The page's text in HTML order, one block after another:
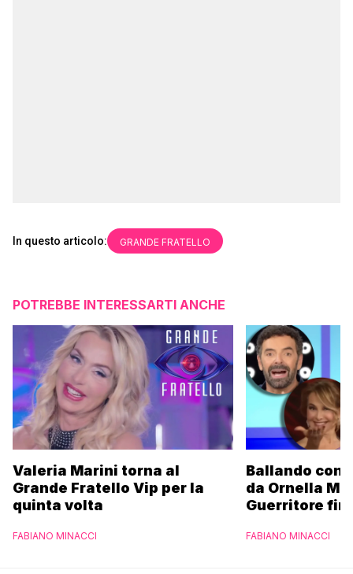
In questo articolo: GRANDE FRATELLO
POTREBBE INTERESSARTI ANCHE
Valeria Marini torna al
Grande Fratello Vip per la
quinta volta
FABIANO MINACCI
Ballando con
da Ornella
Guerritore
l’esclusiva di
FABIANO MINACCI